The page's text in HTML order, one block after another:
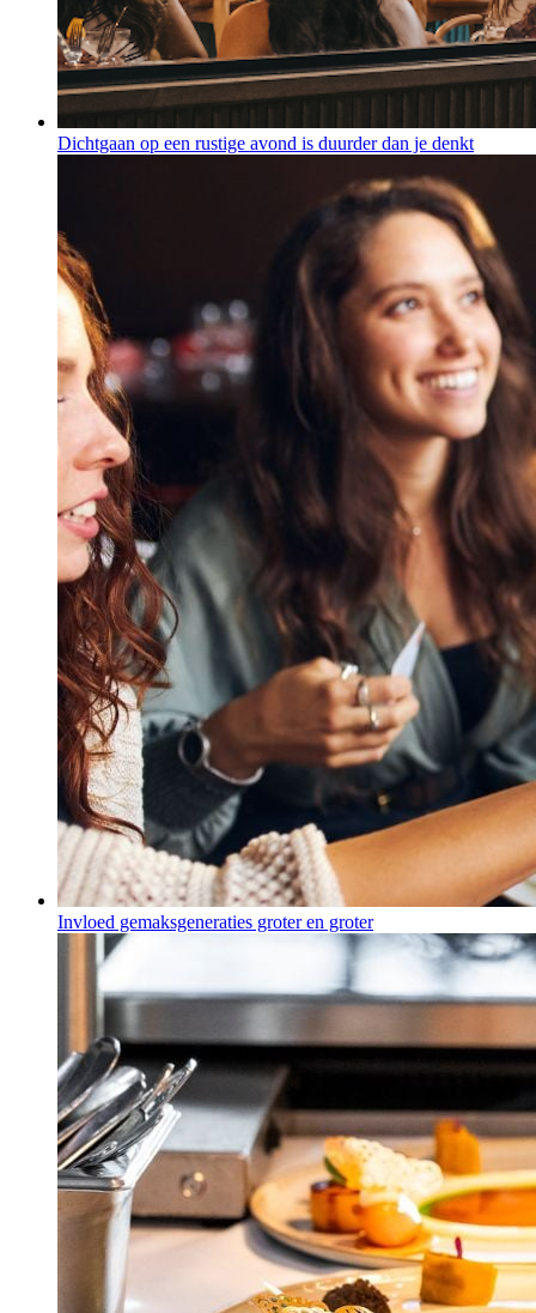
Dichtgaan op een rustige avond is duurder dan je denkt
Invloed gemaksgeneraties groter en groter